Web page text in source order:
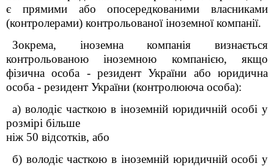
є прямими або опосередкованими власниками
(контролерами) контрольованої іноземної компанії.
Зокрема, іноземна компанія визнається
контрольованою іноземною компанією, якщо
фізична особа - резидент України або юридична
особа - резидент України (контролююча особа):
а) володіє часткою в іноземній юридичній особі у
розмірі більше
ніж 50 відсотків, або
б) володіє часткою в іноземній юридичній особі у